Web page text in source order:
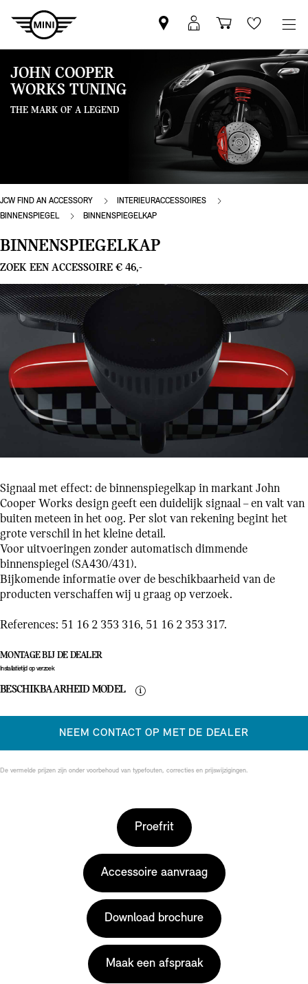
Vind
een
MINI
partner
MyMini
login
Wishlist
JOHN COOPER
WORKS TUNING
THE MARK OF A LEGEND
JCW FIND AN ACCESSORY
INTERIEURACCESSOIRES
BINNENSPIEGEL
BINNENSPIEGELKAP
BINNENSPIEGELKAP
ZOEK EEN ACCESSOIRE € 46,-
Signaal met effect: de binnenspiegelkap in markant John
Cooper Works design geeft een duidelijk signaal – en valt van
buiten meteen in het oog. Per slot van rekening begint het
grote verschil in het kleine detail.
Voor uitvoeringen zonder automatisch dimmende
binnenspiegel (SA430/431).
Bijkomende informatie over de beschikbaarheid van de
producten verschaffen wij u graag op verzoek.
References: 51 16 2 353 316, 51 16 2 353 317.
MONTAGE BIJ DE DEALER
Installatietijd op verzoek
BESCHIKBAARHEID MODEL
NEEM CONTACT OP MET DE DEALER
De vermelde prijzen zijn onder voorbehoud van typefouten, correcties en prijswijzigingen.
Proefrit
Accessoire aanvraag
Download brochure
Maak een afspraak